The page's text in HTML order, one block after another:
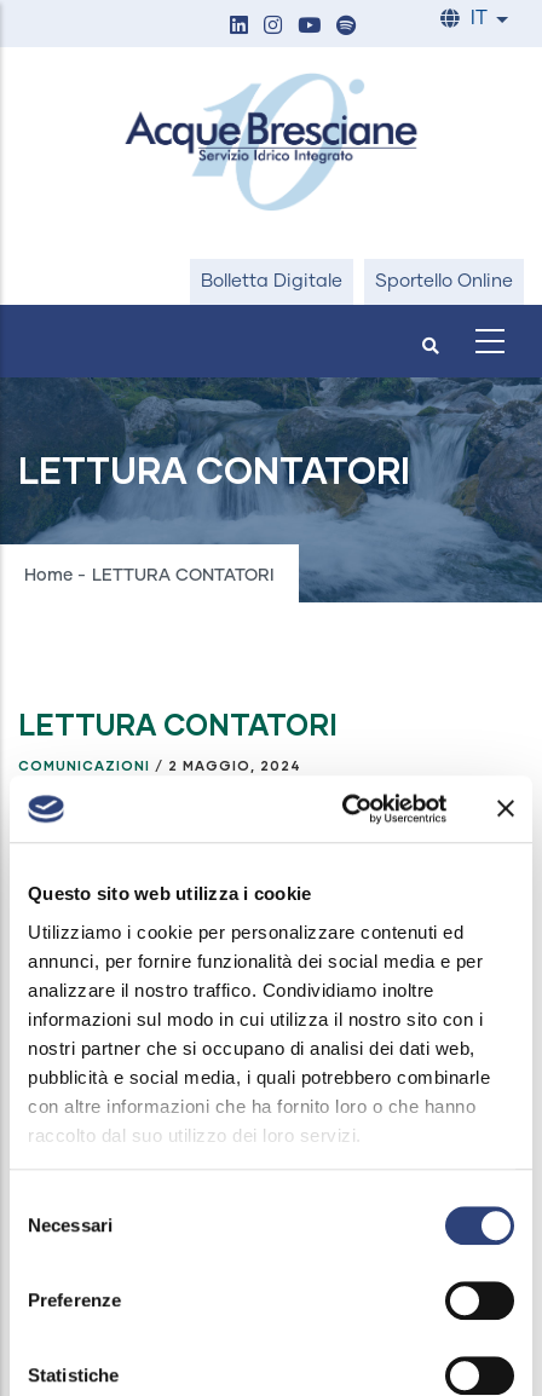
Questo sito web utilizza i cookie
Utilizziamo i cookie per personalizzare contenuti ed
annunci, per fornire funzionalità dei social media e per
analizzare il nostro traffico. Condividiamo inoltre
informazioni sul modo in cui utilizza il nostro sito con i
nostri partner che si occupano di analisi dei dati web,
pubblicità e social media, i quali potrebbero combinarle
con altre informazioni che ha fornito loro o che hanno
raccolto dal suo utilizzo dei loro servizi.
delNecessari
Preferenze
Statistiche
List
Bolletta Digitale Sportello Online
LETTURA CONTATORI
Breadcrumb
Home - LETTURA CONTATORI
LETTURA CONTATORI
COMUNICAZIONI / 2 MAGGIO, 2024
Nel mese di maggio 2024 il personale di Acque
contatori nei seguenti comuni: Calvagese Della
Riviera, Palazzolo Sull'Oglio, Paratico, Pozzolengo,
Villachiara, Muscoline, Carpenedolo, Travagliato,
Coccaglio, Lograto, Torbole Casaglia, Nuvolento,
Pompiano, Malonno, Tignale, Rudiano, Berlingo,
Sellero, Berzo Demo, Lozio, Sonico, Verolavecchia,
Provaglio D'Iseo.
riconoscimento. Ricordiamo ai cittadini che la lettura
è gratuita.